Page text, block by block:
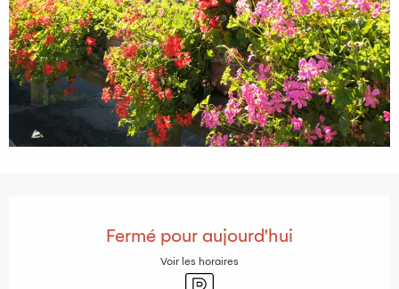
Fermé pour aujourd'hui
Voir les horaires
Parking